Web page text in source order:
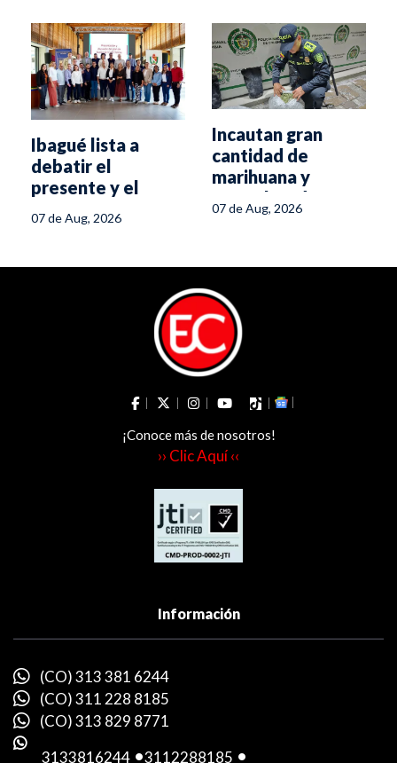
Ibagué lista a
debatir el
presente y el
en el Tolima
07 de Aug, 2026
Incautan gran
cantidad de
marihuana y
cartuchos de
munición en
07 de Aug, 2026
¡Conoce más de nosotros!
›› Clic Aquí ‹‹
Información
(CO) 313 381 6244
(CO) 311 228 8185
(CO) 313 829 8771
3133816244 -3112288185 -